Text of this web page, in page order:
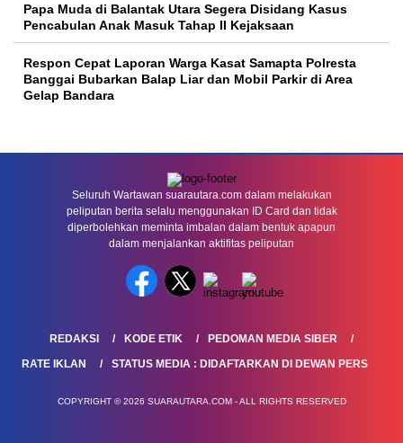
Papa Muda di Balantak Utara Segera Disidang Kasus
Pencabulan Anak Masuk Tahap II Kejaksaan
Respon Cepat Laporan Warga Kasat Samapta Polresta
Banggai Bubarkan Balap Liar dan Mobil Parkir di Area
Gelap Bandara
Seluruh Wartawan suarautara.com dalam melakukan
peliputan berita selalu menggunakan ID Card dan tidak
diperbolehkan meminta imbalan dalam bentuk apapun
dalam menjalankan aktifitas peliputan
REDAKSI KODE ETIK
PEDOMAN MEDIA SIBER
RATE IKLAN
STATUS MEDIA : DIDAFTARKAN DI DEWAN PERS
COPYRIGHT © 2026 SUARAUTARA.COM - ALL RIGHTS RESERVED